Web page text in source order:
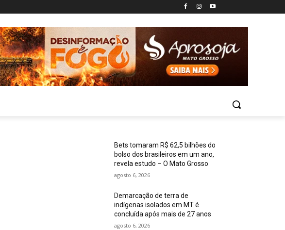
Bets tomaram R$ 62,5 bilhões do
bolso dos brasileiros em um ano,
revela estudo – O Mato Grosso
agosto 6, 2026
Demarcação de terra de
indígenas isolados em MT é
concluída após mais de 27 anos
agosto 6, 2026